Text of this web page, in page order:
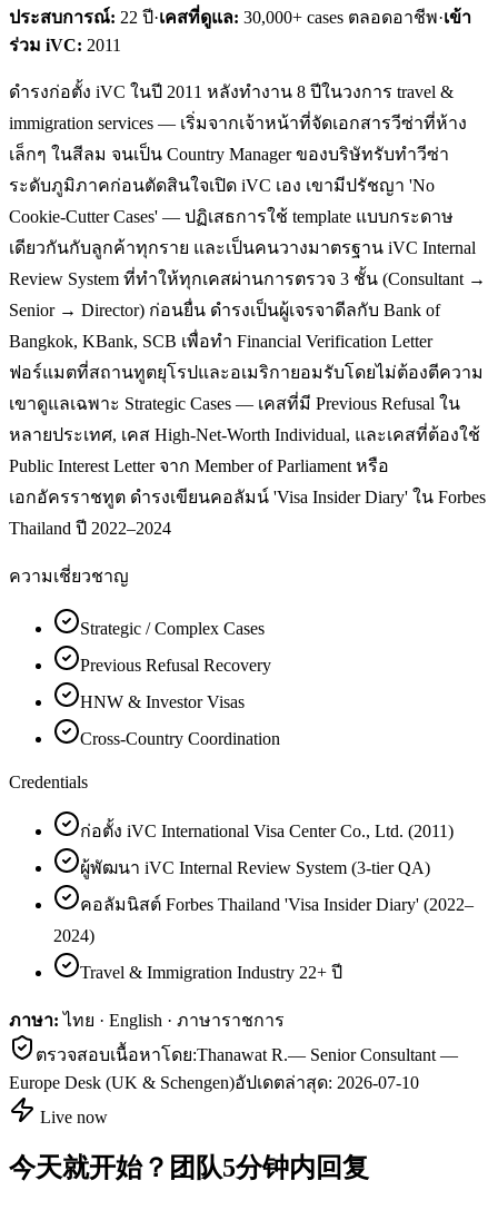
ประสบการณ์: 22 ปี·เคสที่ดูแล: 30,000+ cases ตลอดอาชีพ·เข้า
ร่วม iVC: 2011
ดำรงก่อตั้ง iVC ในปี 2011 หลังทำงาน 8 ปีในวงการ travel &
immigration services — เริ่มจากเจ้าหน้าที่จัดเอกสารวีซ่าที่ห้าง
เล็กๆ ในสีลม จนเป็น Country Manager ของบริษัทรับทำวีซ่า
ระดับภูมิภาคก่อนตัดสินใจเปิด iVC เอง เขามีปรัชญา 'No
Cookie-Cutter Cases' — ปฏิเสธการใช้ template แบบกระดาษ
เดียวกันกับลูกค้าทุกราย และเป็นคนวางมาตรฐาน iVC Internal
Review System ที่ทำให้ทุกเคสผ่านการตรวจ 3 ชั้น (Consultant →
Senior → Director) ก่อนยื่น ดำรงเป็นผู้เจรจาดีลกับ Bank of
Bangkok, KBank, SCB เพื่อทำ Financial Verification Letter
ฟอร์แมตที่สถานทูตยุโรปและอเมริกายอมรับโดยไม่ต้องตีความ
เขาดูแลเฉพาะ Strategic Cases — เคสที่มี Previous Refusal ใน
หลายประเทศ, เคส High-Net-Worth Individual, และเคสที่ต้องใช้
Public Interest Letter จาก Member of Parliament หรือ
เอกอัครราชทูต ดำรงเขียนคอลัมน์ 'Visa Insider Diary' ใน Forbes
Thailand ปี 2022–2024
ความเชี่ยวชาญ
Strategic / Complex Cases
Previous Refusal Recovery
HNW & Investor Visas
Cross-Country Coordination
Credentials
ก่อตั้ง iVC International Visa Center Co., Ltd. (2011)
ผู้พัฒนา iVC Internal Review System (3-tier QA)
คอลัมนิสต์ Forbes Thailand 'Visa Insider Diary' (2022–
2024)
Travel & Immigration Industry 22+ ปี
ภาษา: ไทย · English · ภาษาราชการ
ตรวจสอบเนื้อหาโดย:Thanawat R.— Senior Consultant —
Europe Desk (UK & Schengen)อัปเดตล่าสุด: 2026-07-10
Live now
今天就开始？团队5分钟内回复